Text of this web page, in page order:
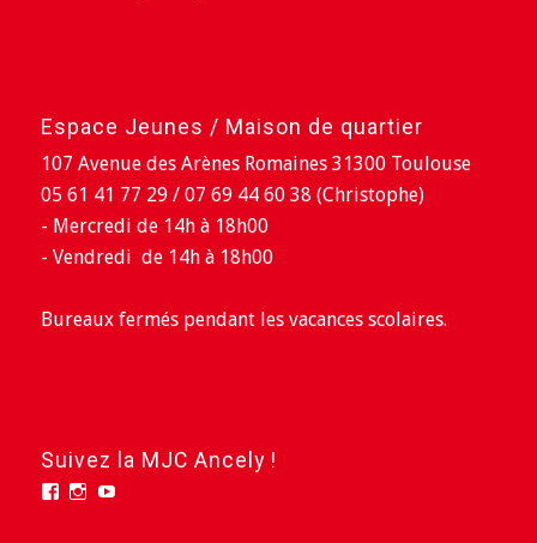
Espace Jeunes / Maison de quartier
107 Avenue des Arènes Romaines 31300 Toulouse
05 61 41 77 29 / 07 69 44 60 38 (Christophe)
- Mercredi de 14h à 18h00
- Vendredi de 14h à 18h00
Bureaux fermés pendant les vacances scolaires.
Suivez la MJC Ancely !
FacebookInstagram
YouTube